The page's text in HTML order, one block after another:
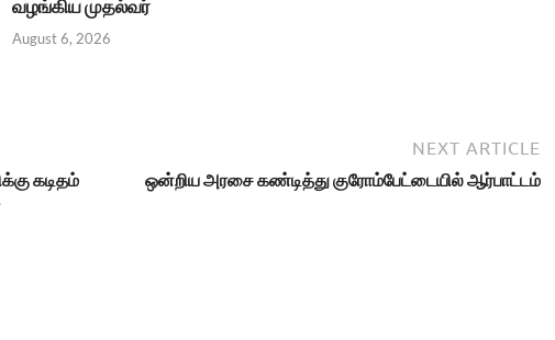
வழங்கிய முதல்வர்
August 6, 2026
கடிதம்
NEXT ARTICLE
ஒன்றிய அரசை கண்டித்து குரோம்பேட்டையில் ஆர்பாட்டம்